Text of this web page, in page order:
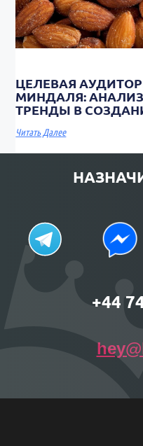
ЦЕЛЕВАЯ
МИНДАЛЯ:
ТРЕНДЫ В
Читать Далее
+44